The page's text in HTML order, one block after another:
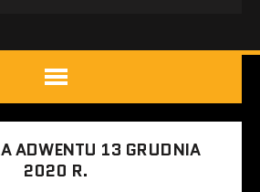
ADWENTU 13 GRUDNIA
2020 R.